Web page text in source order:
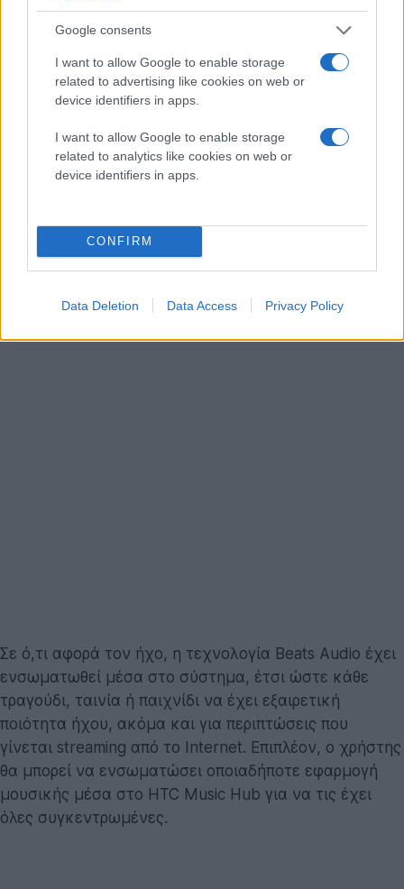
Google consents
I want to allow Google to enable storage
related to advertising like cookies on web or
device identifiers in apps.
I want to allow Google to enable storage
related to analytics like cookies on web or
device identifiers in apps.
CONFIRM
Data Deletion Data Access Privacy Policy
γνωστή υπηρεσία cloud αποθήκευσης Dropbox,
παρέχοντας δωρεάν 25GB σε κάθε χρήστη για δύο
Σε ό,τι αφορά τον ήχο, η τεχνολογία Beats Audio έχει
ενσωματωθεί μέσα στο σύστημα, έτσι ώστε κάθε
τραγούδι, ταινία ή παιχνίδι να έχει εξαιρετική
ποιότητα ήχου, ακόμα και για περιπτώσεις που
γίνεται streaming από το Internet. Επιπλέον, ο χρήστης
θα μπορεί να ενσωματώσει οποιαδήποτε εφαρμογή
μουσικής μέσα στο HTC Music Hub για να τις έχει
όλες συγκεντρωμένες.